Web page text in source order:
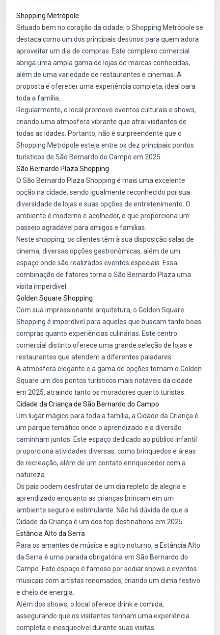
Shopping Metrópole
Situado bem no coração da cidade, o Shopping Metrópole se
destaca como um dos principais destinos para quem adora
aproveitar um dia de compras. Este complexo comercial
abriga uma ampla gama de lojas de marcas conhecidas,
além de uma variedade de restaurantes e cinemas. A
proposta é oferecer uma experiência completa, ideal para
toda a família.
Regularmente, o local promove eventos culturais e shows,
criando uma atmosfera vibrante que atrai visitantes de
todas as idades. Portanto, não é surpreendente que o
Shopping Metrópole esteja entre os dez principais pontos
turísticos de São Bernardo do Campo em 2025.
São Bernardo Plaza Shopping
O São Bernardo Plaza Shopping é mais uma excelente
opção na cidade, sendo igualmente reconhecido por sua
diversidade de lojas e suas opções de entretenimento. O
ambiente é moderno e acolhedor, o que proporciona um
passeio agradável para amigos e famílias.
Neste shopping, os clientes têm à sua disposição salas de
cinema, diversas opções gastronômicas, além de um
espaço onde são realizados eventos especiais. Essa
combinação de fatores torna o São Bernardo Plaza uma
visita imperdível.
Golden Square Shopping
Com sua impressionante arquitetura, o Golden Square
Shopping é imperdível para aqueles que buscam tanto boas
compras quanto experiências culinárias. Este centro
comercial distinto oferece uma grande seleção de lojas e
restaurantes que atendem a diferentes paladares.
A atmosfera elegante e a gama de opções tornam o Golden
Square um dos pontos turísticos mais notáveis da cidade
em 2025, atraindo tanto os moradores quanto turistas.
Cidade da Criança de São Bernardo do Campo
Um lugar mágico para toda a família, a Cidade da Criança é
um parque temático onde o aprendizado e a diversão
caminham juntos. Este espaço dedicado ao público infantil
proporciona atividades diversas, como brinquedos e áreas
de recreação, além de um contato enriquecedor com a
natureza.
Os pais podem desfrutar de um dia repleto de alegria e
aprendizado enquanto as crianças brincam em um
ambiente seguro e estimulante. Não há dúvida de que a
Cidade da Criança é um dos top destinations em 2025.
Estância Alto da Serra
Para os amantes de música e agito noturno, a Estância Alto
da Serra é uma parada obrigatória em São Bernardo do
Campo. Este espaço é famoso por sediar shows e eventos
musicais com artistas renomados, criando um clima festivo
e cheio de energia.
Além dos shows, o local oferece drink e comida,
assegurando que os visitantes tenham uma experiência
completa e inesquecível durante suas visitas.